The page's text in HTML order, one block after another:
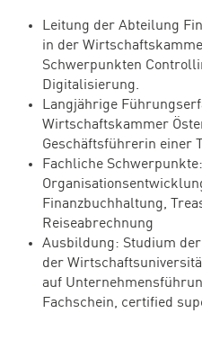
Leitung der Abteilung
in der
Schwerpunkten
Digitalisierung.
Langjährige
Wirtschaftskammer
Geschäftsführerin einer
Fachliche
Finanzbuchhaltung,
Reiseabrechnung
Ausbildung: Studium
der
auf
Fachschein, certified